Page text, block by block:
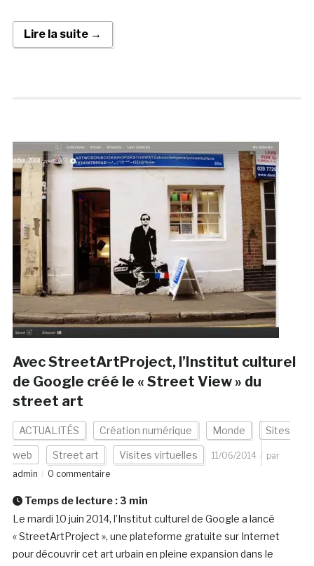
Lire la suite →
Avec StreetArtProject, l’Institut culturel
de Google créé le « Street View » du
street art
ACTUALITÉS Création numérique Monde Sites
web Street art Visites virtuelles 11/06/2014
par
admin
0 commentaire
Temps de lecture : 3 min
Le mardi 10 juin 2014, l’Institut culturel de Google a lancé
« StreetArtProject », une plateforme gratuite sur Internet
pour découvrir cet art urbain en pleine expansion dans le